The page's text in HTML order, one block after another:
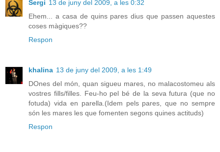
Sergi 13 de juny del 2009, a les 0:32
Ehem... a casa de quins pares dius que passen aquestes
coses màgiques??
Respon
khalina 13 de juny del 2009, a les 1:49
DOnes del món, quan sigueu mares, no malacostomeu als
vostres fills/filles. Feu-ho pel bé de la seva futura (que no
fotuda) vida en parella.(Idem pels pares, que no sempre
són les mares les que fomenten segons quines actituds)
Respon